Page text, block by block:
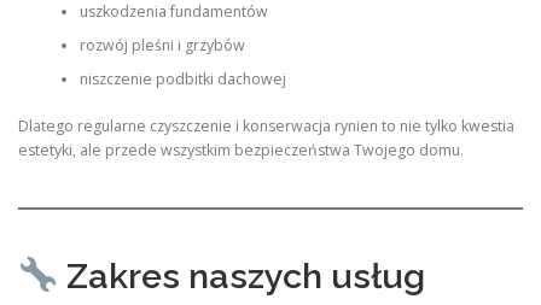
uszkodzenia fundamentów
rozwój pleśni i grzybów
niszczenie podbitki dachowej
Dlatego regularne czyszczenie i konserwacja rynien to nie tylko kwestia
estetyki, ale przede wszystkim bezpieczeństwa Twojego domu.
Zakres naszych usług